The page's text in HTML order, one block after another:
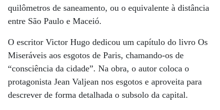
quilômetros de saneamento, ou o equivalente à distância
entre São Paulo e Maceió.
O escritor Victor Hugo dedicou um capítulo do livro Os
Miseráveis aos esgotos de Paris, chamando-os de
“consciência da cidade”. Na obra, o autor coloca o
protagonista Jean Valjean nos esgotos e aproveita para
descrever de forma detalhada o subsolo da capital.